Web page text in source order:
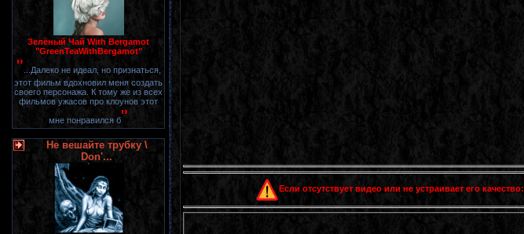
Зелёный Чай With Bergamot
"GreenTeaWithBergamot"
" ...Далеко не идеал, но признаться,
этот фильм вдохновил меня создать
своего персонажа. К тому же из всех
фильмов ужасов про клоунов этот
мне понравился б"
Не вешайте трубку \
Don'...
Если отсутствует видео или не устраивает его качество: